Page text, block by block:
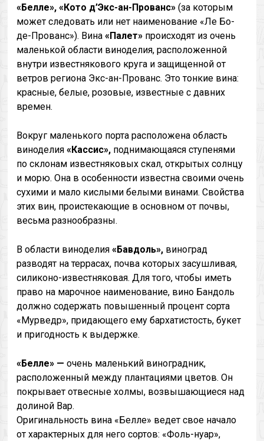
«Белле», «Кото д’Экс-ан-Прованс» (за которым
может следовать или нет наименование «Ле Бо-
де-Прованс»). Вина«Палет» происходят из очень
маленькой области виноделия, расположенной
внутри известнякового круга и защищенной от
ветров региона Экс-ан-Прованс. Это тонкие вина:
красные, белые, розовые, известные с давних
времен.
Вокруг маленького порта расположена область
виноделия«Кассис», поднимающаяся ступенями
по склонам известняковых скал, открытых солнцу
и морю. Она в особенности известна своими очень
сухими и мало кислыми белыми винами. Свойства
этих вин, проистекающие в основном от почвы,
весьма разнообразны.
В области виноделия«Бавдоль», виноград
разводят на террасах, почва которых засушливая,
силиконо-известняковая. Для того, чтобы иметь
право на марочное наименование, вино Бандоль
должно содержать повышенный процент сорта
«Мурведр», придающего ему бархатистость, букет
и пригодность к выдержке.
«Белле» — очень маленький виноградник,
расположенный между плантациями цветов. Он
покрывает отвесные холмы, возвышающиеся над
долиной Вар.
Оригинальность вина «Белле» ведет свое начало
от характерных для него сортов: «Фоль-нуар»,